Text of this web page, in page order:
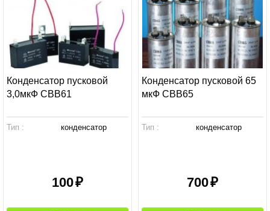
Конденсатор пусковой
3,0мкФ СВВ61
Тип : конденсатор
100
Конденсатор пусковой 65
мкФ СВВ65
Тип : конденсатор
700